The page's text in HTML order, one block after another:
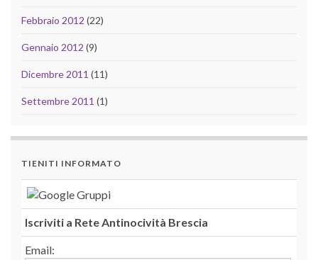
Febbraio 2012 (22)
Gennaio 2012 (9)
Dicembre 2011 (11)
Settembre 2011 (1)
TIENITI INFORMATO
Iscriviti a Rete Antinocività Brescia
Email: